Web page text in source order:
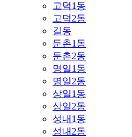
고덕1동
고덕2동
길동
둔촌1동
둔촌2동
명일1동
명일2동
상일1동
상일2동
성내1동
성내2동